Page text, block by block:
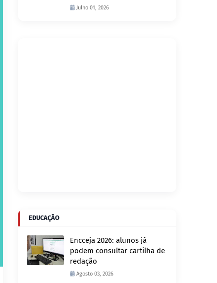
produção feminina no
Julho 01, 2026
EDUCAÇÃO
Encceja 2026: alunos já
podem consultar cartilha de
redação
Agosto 03, 2026